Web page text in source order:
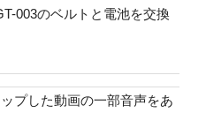
003のベルトと電池を交換
プした動画の一部音声をあ